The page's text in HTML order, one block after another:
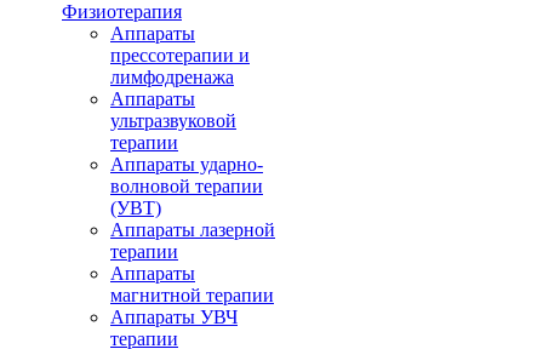
Физиотерапия
Аппараты
прессотерапии и
лимфодренажа
Аппараты
ультразвуковой
терапии
Аппараты ударно-
волновой терапии
(УВТ)
Аппараты лазерной
терапии
Аппараты
магнитной терапии
Аппараты УВЧ
терапии